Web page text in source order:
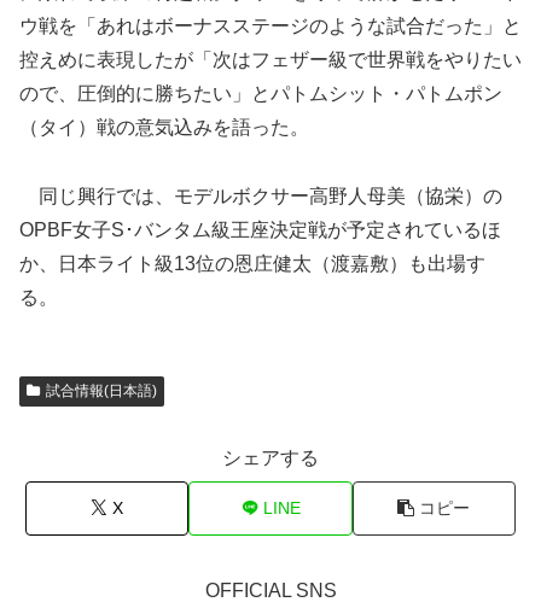
ウ戦を「あれはボーナスステージのような試合だった」と
控えめに表現したが「次はフェザー級で世界戦をやりたい
ので、圧倒的に勝ちたい」とパトムシット・パトムポン
（タイ）戦の意気込みを語った。
同じ興行では、モデルボクサー高野人母美（協栄）の
OPBF女子S･バンタム級王座決定戦が予定されているほ
か、日本ライト級13位の恩庄健太（渡嘉敷）も出場す
る。
試合情報(日本語)
シェアする
X LINE コピー
OFFICIAL SNS